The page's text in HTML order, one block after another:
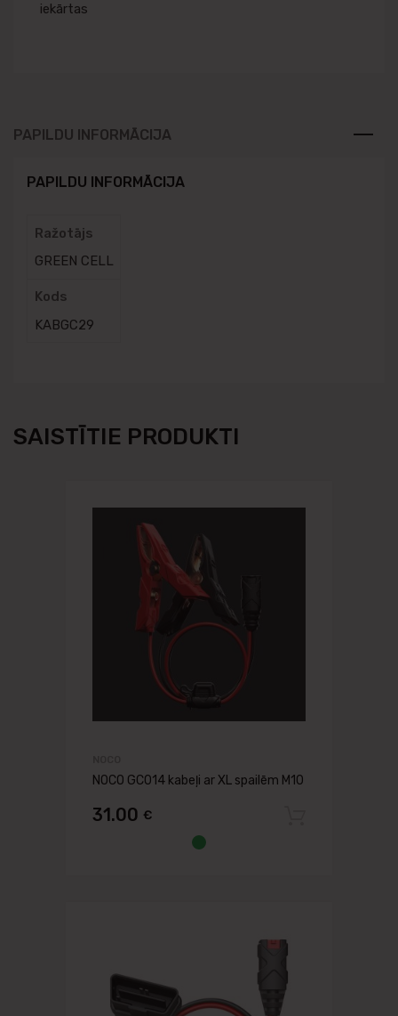
iekārtas
PAPILDU INFORMĀCIJA
PAPILDU INFORMĀCIJA
Ražotājs
GREEN CELL
Kods
KABGC29
SAISTĪTIE PRODUKTI
NOCO GC014 kabeļi ar XL spailēm M10
31.00 €